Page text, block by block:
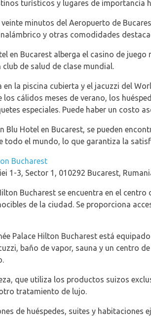
turísticos y lugares de importancia
minutos del Aeropuerto de
y otras comodidades
en Bucarest alberga el casino de
de salud de clase mundial.
en la piscina cubierta y el jacuzzi del
los cálidos meses de verano, los
especiales. Puede haber un costo
Blu Hotel en Bucarest, se pueden
todo el mundo, lo que garantiza la
Bucharest
1-3, Sector 1, 010292 Bucarest,
Bucharest se encuentra en el
de la ciudad. Se proporciona
Palace Hilton Bucharest está
baño de vapor, sauna y un centro
que utiliza los productos suizos
tratamiento de lujo.
de huéspedes, suites y